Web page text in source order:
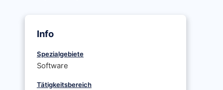
Info
Spezialgebiete
Software
Tätigkeitsbereich